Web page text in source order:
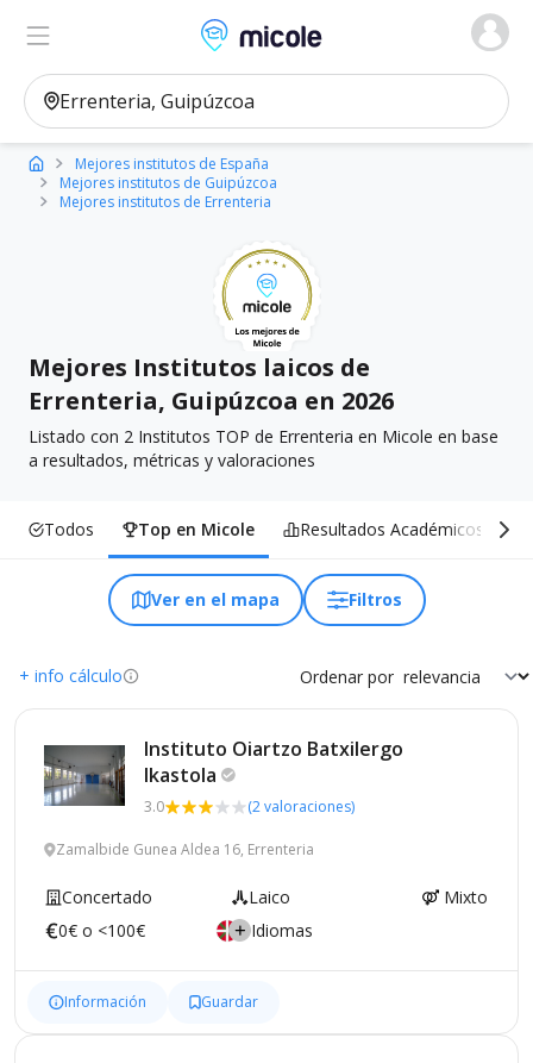
Micole, buscador de colegios
Ver en el mapa
Mejores institutos de España
Mejores institutos de Guipúzcoa
Mejores institutos de Errenteria
Mejores Institutos laicos de
Errenteria, Guipúzcoa en 2026
Listado con 2 Institutos TOP de Errenteria en Micole en base
a resultados, métricas y valoraciones
Todos Top en Micole Resultados Académicos
Ver en el mapa Filtros
+ info cálculo Ordenar por
Instituto Oiartzo Batxilergo
Ikastola
3.0 (2 valoraciones)
Zamalbide Gunea Aldea 16, Errenteria
Concertado Laico
Mixto
0€ o <100€
Idiomas
Información Guardar